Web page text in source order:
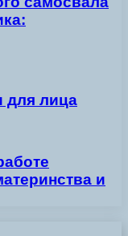
для лица
и